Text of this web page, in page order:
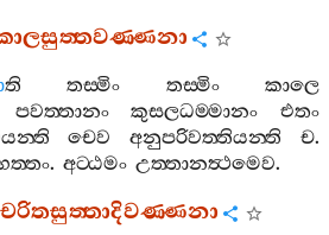
ති තස‍්මිං තස‍්මිං
කාලෙ
පවත‍්තානං කුසලධම‍්මානං
එතං
චෙව අනුපරිවත‍්තියන‍්ති ච.
. අට‍්ඨමං උත‍්තානත්‍ථමෙව.